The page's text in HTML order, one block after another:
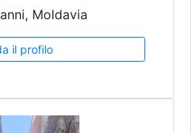
Moldavia
il profilo